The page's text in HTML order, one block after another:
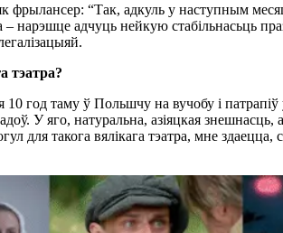
“Так, адкуль у наступным
– нарэшце адчуць нейкую стабільнасьць
тэатра?
год таму ў Польшчу на вучобу і патрапіў
У яго, натуральна, азіяцкая знешнасць,
для такога вялікага тэатра, мне здаецца,